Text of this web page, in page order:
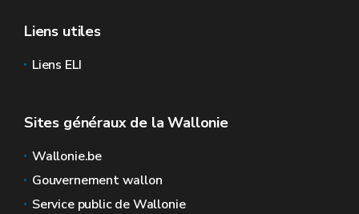
Liens utiles
Liens ELI
Sites généraux de la Wallonie
Wallonie.be
Gouvernement wallon
Service public de Wallonie